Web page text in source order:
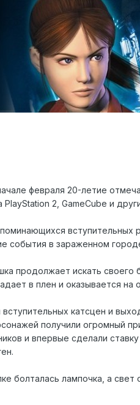
февраля 20-летие
2, GameCube и
вступительных
в зараженном
продолжает искать
в плен и оказывается
катсцен и
получили огромный
и впервые сделали
болталась лампочка, а